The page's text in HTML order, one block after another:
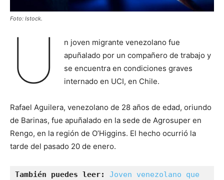
Foto: Istock.
U
n joven migrante venezolano fue
apuñalado por un compañero de trabajo y
se encuentra en condiciones graves
internado en UCI, en Chile.
Rafael Aguilera, venezolano de 28 años de edad, oriundo
de Barinas, fue apuñalado en la sede de Agrosuper en
Rengo, en la región de O’Higgins. El hecho ocurrió la
tarde del pasado 20 de enero.
También puedes leer:
Joven venezolano que